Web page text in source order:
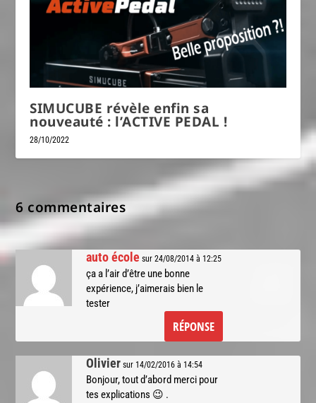
SIMUCUBE révèle enfin sa
nouveauté : l’ACTIVE PEDAL !
28/10/2022
6 commentaires
auto école sur 24/08/2014 à 12:25
ça a l’air d’être une bonne
expérience, j’aimerais bien le
tester
RÉPONSE
Olivier sur 14/02/2016 à 14:54
Bonjour, tout d’abord merci pour
tes explications 😉 .